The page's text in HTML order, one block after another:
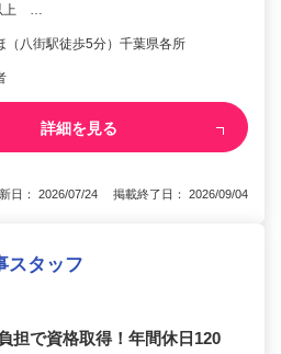
上 …
（八街駅徒歩5分）千葉県各所
詳細を見る
日： 2026/07/24 掲載終了日： 2026/09/04
スタッフ
担で資格取得！年間休日120